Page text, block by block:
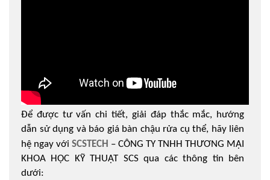
Để được tư vấn chi tiết, giải đáp thắc mắc, hướng
dẫn sử dụng và báo giá bàn chậu rửa cụ thể, hãy liên
hệ ngay vớiSCSTECH – CÔNG TY TNHH THƯƠNG MẠI
KHOA HỌC KỸ THUẬT SCS qua các thông tin bên
dưới: